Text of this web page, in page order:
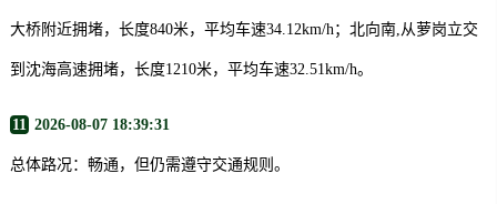
大桥附近拥堵，长度840米，平均车速34.12km/h；北向南,从萝岗立交
到沈海高速拥堵，长度1210米，平均车速32.51km/h。
11 2026-08-07 18:39:31
总体路况：畅通，但仍需遵守交通规则。